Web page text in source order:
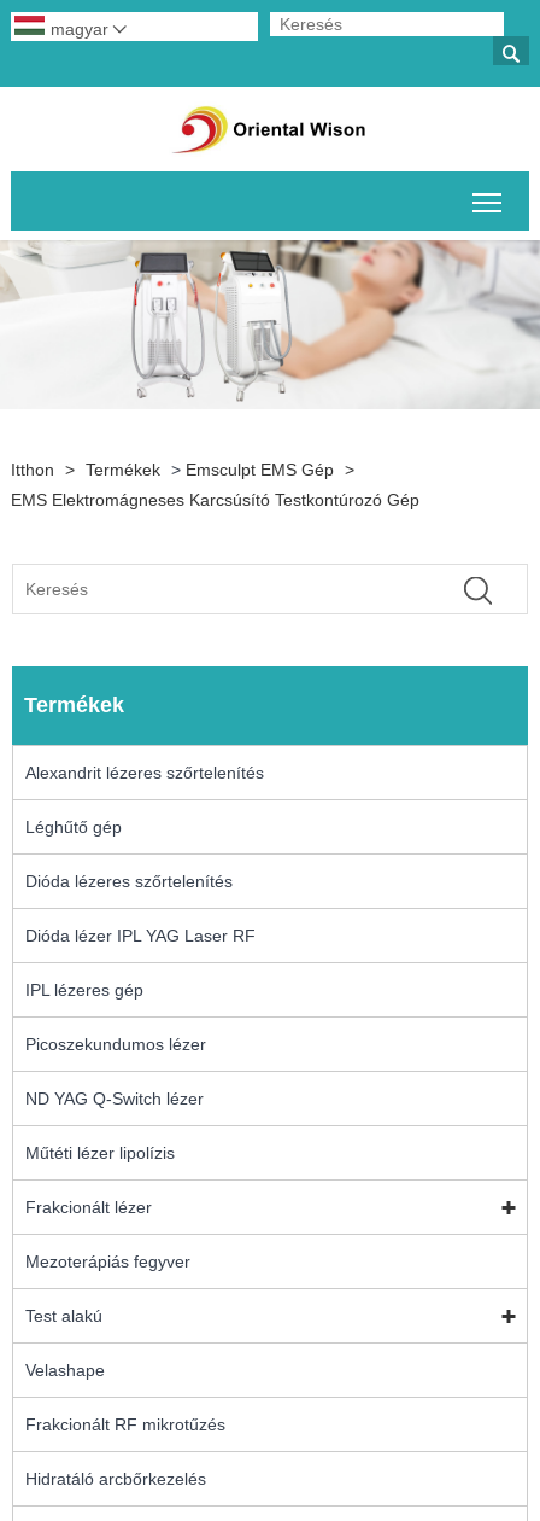

magyar 
Itthon > Termékek > Emsculpt EMS Gép >
EMS Elektromágneses Karcsúsító Testkontúrozó Gép
Termékek
Alexandrit lézeres szőrtelenítés
Léghűtő gép
Dióda lézeres szőrtelenítés
Dióda lézer IPL YAG Laser RF
IPL lézeres gép
Picoszekundumos lézer
ND YAG Q-Switch lézer
Műtéti lézer lipolízis
Frakcionált lézer
Mezoterápiás fegyver
Test alakú
Velashape
Frakcionált RF mikrotűzés
Hidratáló arcbőrkezelés